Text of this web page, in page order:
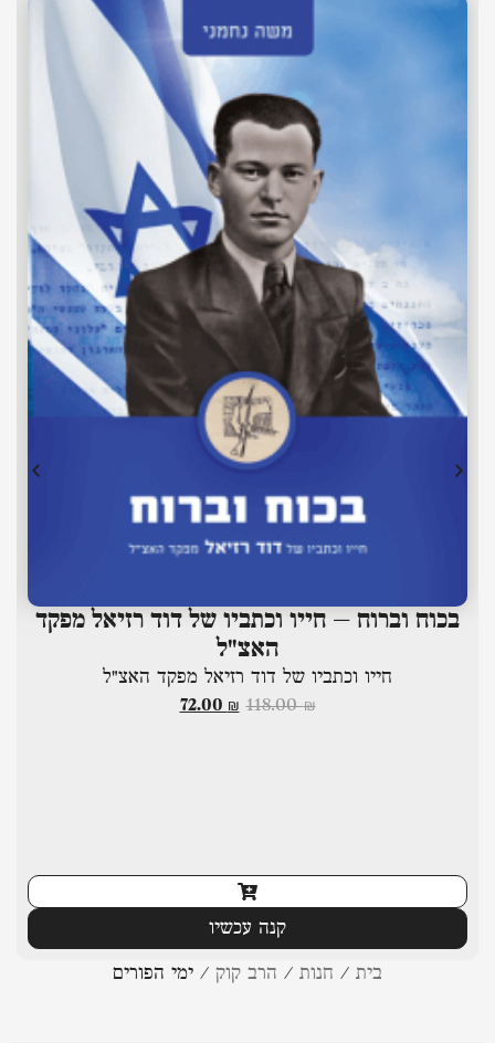
בכוח וברוח – חייו וכתביו של דוד רזיאל מפקד
האצ"ל
חייו וכתביו של דוד רזיאל מפקד האצ"ל
118.00₪
72.00 ₪
קנה עכשיו
בית / חנות / הרב קוק / ימי הפורים